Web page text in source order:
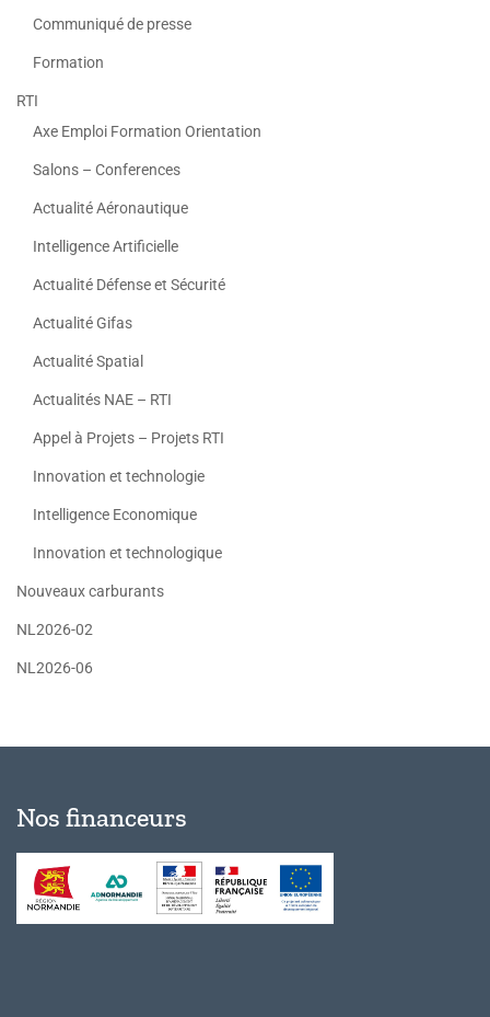
Communiqué de presse
Formation
RTI
Axe Emploi Formation Orientation
Salons – Conferences
Actualité Aéronautique
Intelligence Artificielle
Actualité Défense et Sécurité
Actualité Gifas
Actualité Spatial
Actualités NAE – RTI
Appel à Projets – Projets RTI
Innovation et technologie
Intelligence Economique
Innovation et technologique
Nouveaux carburants
NL2026-02
NL2026-06
Nos financeurs